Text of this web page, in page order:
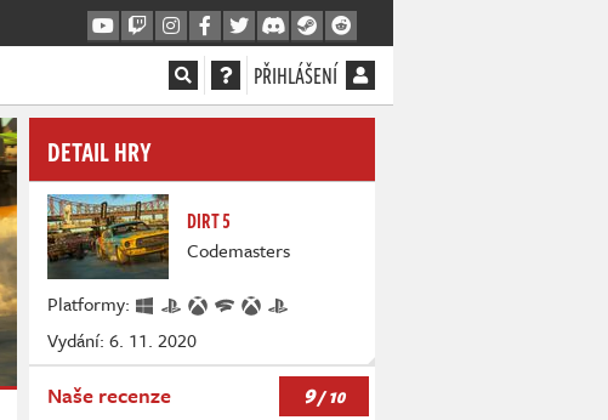
PŘIHLÁŠENÍ
DETAIL HRY
DIRT 5
Codemasters
Platformy:
Vydání: 6. 11. 2020
Naše recenze 9/ 10